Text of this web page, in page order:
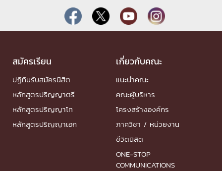
สมัครเรียน
ปฏิทินรับสมัครนิสิต
หลักสูตรปริญญาตรี
หลักสูตรปริญญาโท
หลักสูตรปริญญาเอก
เกี่ยวกับคณะ
แนะนำคณะ
คณะผู้บริหาร
โครงสร้างองค์กร
ภาควิชา / หน่วยงาน
ชีวิตนิสิต
ONE-STOP
COMMUNICATIONS